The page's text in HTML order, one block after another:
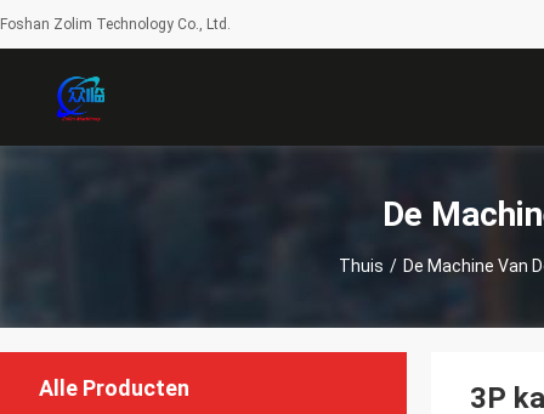
Foshan Zolim Technology Co., Ltd.
De
Thuis / De Machine Van
Alle Producten 3P